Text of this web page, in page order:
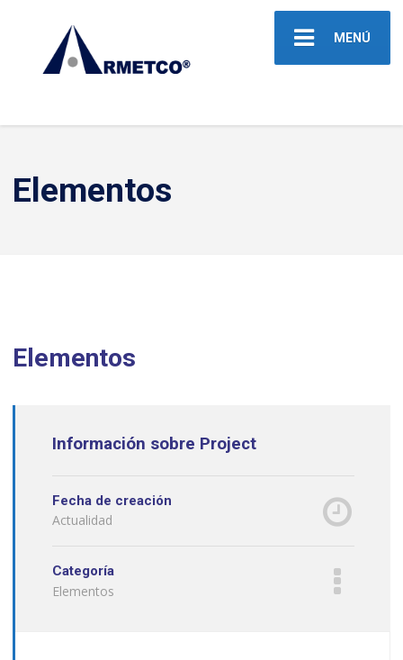
MENÚ
Elementos
Elementos
Información sobre Project
Fecha de creación
Actualidad
Categoría
Elementos